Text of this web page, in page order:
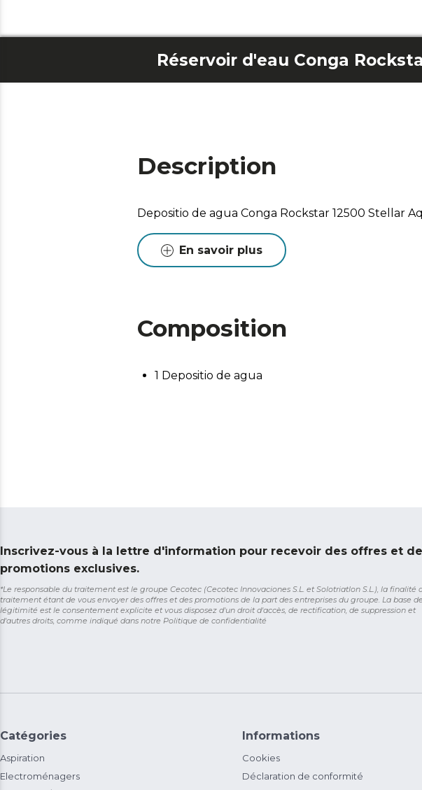
Description
Depositio de agua Conga Rockstar 12500 Stellar
En savoir plus
Composition
1 Depositio de agua
Inscrivez-vous à la lettre d'information pour recevoir des offres et
promotions exclusives.
*Le responsable du traitement est le groupe Cecotec (Cecotec Innovaciones S.L. et Solotriatlon S.L.), la finalité
traitement étant de vous envoyer des offres et des promotions de la part des entreprises du groupe. La base de
légitimité est le consentement explicite et vous disposez d'un droit d'accès, de rectification, de suppression et
d'autres droits, comme indiqué dans notre Politique de confidentialité
Catégories
Aspiration
Electroménagers
Informations
Cookies
Déclaration de conformité